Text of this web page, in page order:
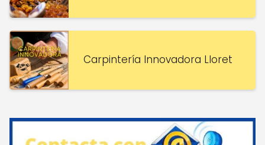
Carpintería Innovadora Lloret